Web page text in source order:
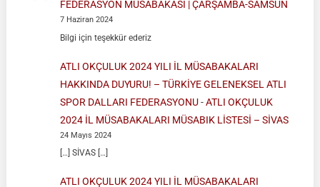
FEDERASYON MÜSABAKASI | ÇARŞAMBA-SAMSUN
7 Haziran 2024
Bilgi için teşekkür ederiz
ATLI OKÇULUK 2024 YILI İL MÜSABAKALARI
HAKKINDA DUYURU! – TÜRKİYE GELENEKSEL ATLI
SPOR DALLARI FEDERASYONU-ATLI OKÇULUK
2024 İL MÜSABAKALARI MÜSABIK LİSTESİ – SİVAS
24 Mayıs 2024
[…] SİVAS […]
ATLI OKÇULUK 2024 YILI İL MÜSABAKALARI